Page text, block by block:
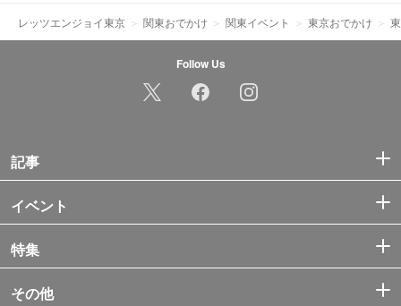
レッツエンジョイ東京 関東おでかけ 関東イベント 東京おでかけ
Follow Us
記事
イベント
特集
その他